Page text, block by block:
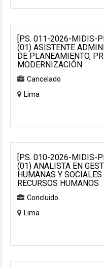
[P.S. 011-2026-MIDIS-
(01) ASISTENTE
DE PLANEAMIENTO,
MODERNIZACIÓN
Cancelado
Lima
[P.S. 010-2026-MIDIS-
(01) ANALISTA EN
HUMANAS Y
RECURSOS HUMANOS
Concluido
Lima